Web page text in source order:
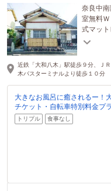
奈良中
室無料
式マッ
ゲスト
近鉄「大和八木」駅徒歩９分、Ｊ
木バスターミナルより徒歩１０分
大きなお風呂に癒されるー
チケット・自転車特別料金
トリプル 食事なし